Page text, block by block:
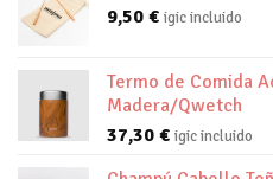
9,50 € igic incluido
Termo de Comida
Madera/Qwetch
37,30 € igic incluido